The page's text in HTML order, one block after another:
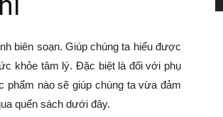
biên soạn. Giúp chúng ta hiểu được
khỏe tâm lý. Đặc biệt là đối với phụ
phẩm nào sẽ giúp chúng ta vừa đảm
quển sách dưới đây.